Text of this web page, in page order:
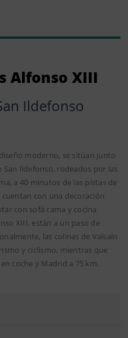
Alfonso XIII
Ildefonso
moderno, se sitúan junto
San Ildefonso, rodeados por las
a 40 minutos de las pistas de
con una decoración
con sofá cama y cocina
XIII, están a un paso de
las colinas de Valsaín
y ciclismo, mientras que
coche y Madrid a 75 km.